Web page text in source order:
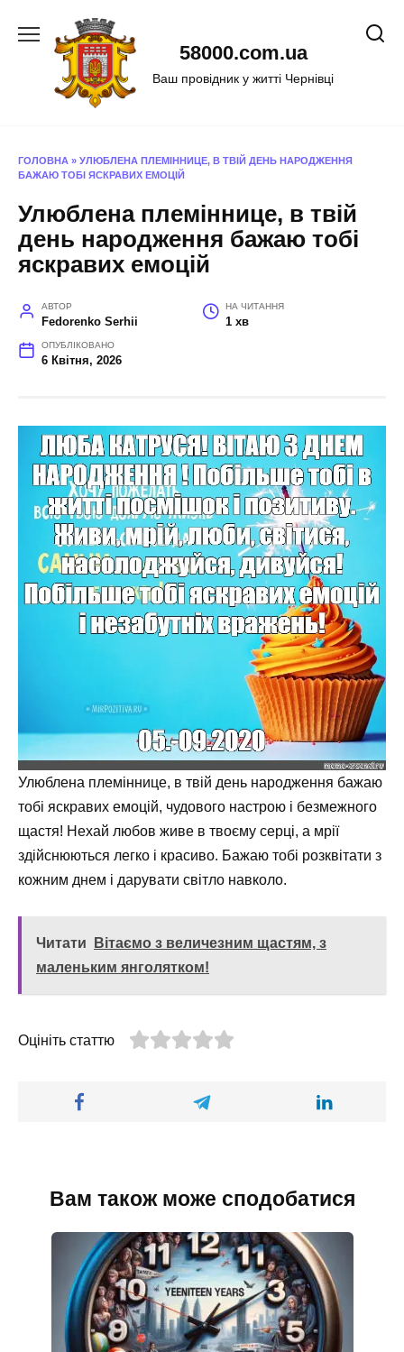
58000.com.ua
Ваш провідник у житті Чернівці
ГОЛОВНА » УЛЮБЛЕНА ПЛЕМІННИЦЕ, В ТВІЙ ДЕНЬ НАРОДЖЕННЯ
БАЖАЮ ТОБІ ЯСКРАВИХ ЕМОЦІЙ
Улюблена племіннице, в твій
день народження бажаю тобі
яскравих емоцій
АВТОР
Fedorenko Serhii
НА ЧИТАННЯ
1 хв
ОПУБЛІКОВАНО
6 Квітня, 2026
Улюблена племіннице, в твій день народження бажаю
тобі яскравих емоцій, чудового настрою і безмежного
щастя! Нехай любов живе в твоєму серці, а мрії
здійснюються легко і красиво. Бажаю тобі розквітати з
кожним днем і дарувати світло навколо.
Читати
Вітаємо з величезним щастям, з
маленьким янголятком!
Оцініть статтю
Вам також може сподобатися